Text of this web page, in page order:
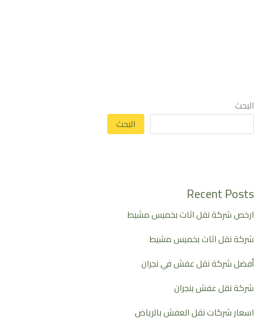
البحث
البحث
Recent Posts
ارخص شركة نقل اثاث بخميس مشيط
شركة نقل اثاث بخميس مشيط
أفضل شركة نقل عفش في نجران
شركة نقل عفش بنجران
اسعار شركات نقل العفش بالرياض